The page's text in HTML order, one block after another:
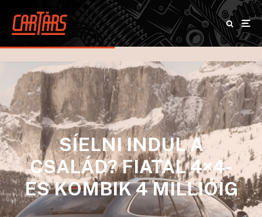
SÍELNI INDUL A
CSALÁD? FIATAL 4×4-
ES KOMBIK 4 MILLIÓIG